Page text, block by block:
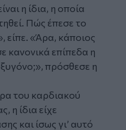
η ίδια, η οποία
Πώς έπεσε το
είπε. «Άρα, κάποιος
κανονικά επίπεδα η
πρόσθεσε η
του καρδιακού
η ίδια είχε
και ίσως γι’ αυτό